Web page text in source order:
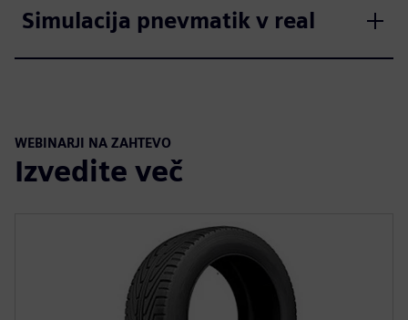
Simulacija pnevmatik v real
WEBINARJI NA ZAHTEVO
Izvedite več